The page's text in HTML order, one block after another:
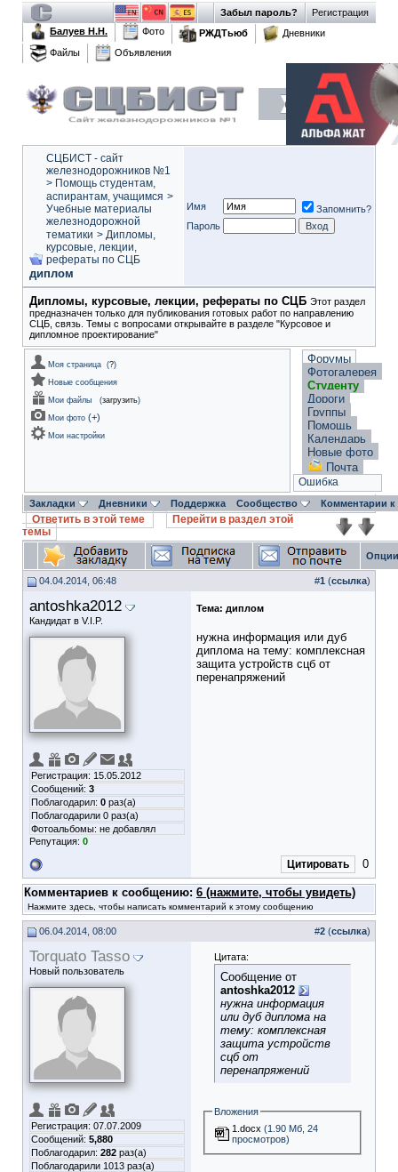
Регистрация
Забыл пароль?
Балуев Н.Н.
Фото РЖДТьюб
Дневники
Файлы
Объявления
СЦБИСТ - сайт
железнодорожников №1
> Помощь студентам,
аспирантам, учащимся >
Учебные материалы
железнодорожной
тематики > Дипломы,
курсовые, лекции,
рефераты по СЦБ
диплом
Имя
Запомнить?
Пароль
Дипломы, курсовые, лекции, рефераты по СЦБ Этот раздел
предназначен только для публикования готовых работ по направлению
СЦБ, связь. Темы с вопросами открывайте в разделе "Курсовое и
дипломное проектирование"
Моя страница (?)
Новые сообщения
Мои файлы
(загрузить)
Мои фото (+)
Мои настройки
Форумы
Фотогалерея
Студенту
Дороги
Группы
Помощь
Календарь
Новые фото
Почта
Ошибка
Закладки Дневники Поддержка Сообщество Комментарии
Ответить в этой теме
Перейти в раздел этой
темы
04.04.2014, 06:48 #1 (ссылка)
antoshka2012
Кандидат в V.I.P.
Регистрация: 15.05.2012
Сообщений: 3
Поблагодарил: 0 раз(а)
Поблагодарили 0 раз(а)
Фотоальбомы: не добавлял
Репутация: 0
Тема: диплом
нужна информация или дуб
диплома на тему: комплексная
защита устройств сцб от
перенапряжений
Цитировать 0
Комментариев к сообщению: 6 (нажмите, чтобы увидеть)
Нажмите здесь, чтобы написать комментарий к этому сообщению
06.04.2014, 08:00 #2 (ссылка)
Torquato Tasso
Новый пользователь
Регистрация: 07.07.2009
Сообщений: 5,880
Поблагодарил: 282 раз(а)
Поблагодарили 1013 раз(а)
Цитата:
Сообщение от
antoshka2012
нужна информация
или дуб диплома на
тему: комплексная
защита устройств
сцб от
перенапряжений
Вложения
1.docx (1.90 Мб, 24
просмотров)